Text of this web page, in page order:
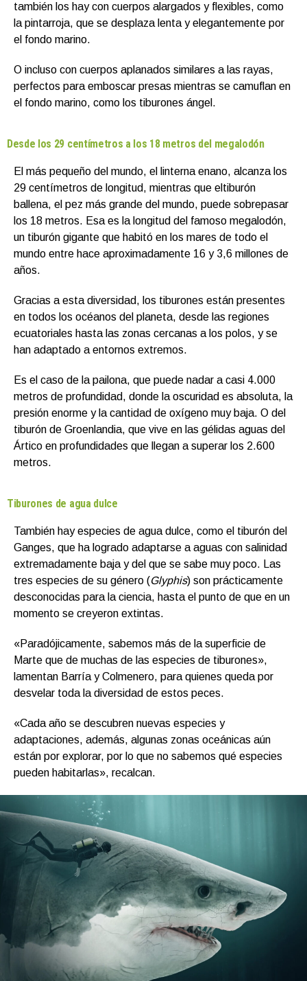
también los hay con cuerpos alargados y flexibles, como
la pintarroja, que se desplaza lenta y elegantemente por
el fondo marino.
O incluso con cuerpos aplanados similares a las rayas,
perfectos para emboscar presas mientras se camuflan en
el fondo marino, como los tiburones ángel.
Desde los 29 centímetros a los 18 metros del megalodón
El más pequeño del mundo, el linterna enano, alcanza los
29 centímetros de longitud, mientras que eltiburón
ballena, el pez más grande del mundo, puede sobrepasar
los 18 metros. Esa es la longitud del famoso megalodón,
un tiburón gigante que habitó en los mares de todo el
mundo entre hace aproximadamente 16 y 3,6 millones de
años.
Gracias a esta diversidad, los tiburones están presentes
en todos los océanos del planeta, desde las regiones
ecuatoriales hasta las zonas cercanas a los polos, y se
han adaptado a entornos extremos.
Es el caso de la pailona, que puede nadar a casi 4.000
metros de profundidad, donde la oscuridad es absoluta, la
presión enorme y la cantidad de oxígeno muy baja. O del
tiburón de Groenlandia, que vive en las gélidas aguas del
Ártico en profundidades que llegan a superar los 2.600
metros.
Tiburones de agua dulce
También hay especies de agua dulce, como el tiburón del
Ganges, que ha logrado adaptarse a aguas con salinidad
extremadamente baja y del que se sabe muy poco. Las
tres especies de su género (Glyphis) son prácticamente
desconocidas para la ciencia, hasta el punto de que en un
momento se creyeron extintas.
«Paradójicamente, sabemos más de la superficie de
Marte que de muchas de las especies de tiburones»,
lamentan Barría y Colmenero, para quienes queda por
desvelar toda la diversidad de estos peces.
«Cada año se descubren nuevas especies y
adaptaciones, además, algunas zonas oceánicas aún
están por explorar, por lo que no sabemos qué especies
pueden habitarlas», recalcan.